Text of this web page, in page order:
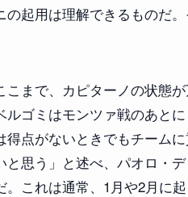
の起用は理解できるものだ
こまで、カピターノの状態
ルゴミはモンツァ戦のあと
得点がないときでもチーム
と思う」と述べ、パオロ・
。これは通常、1月や2月に